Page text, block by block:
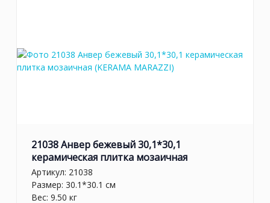
21038 Анвер бежевый 30,1*30,1
керамическая плитка мозаичная
Артикул: 21038
Размер: 30.1*30.1 см
Вес: 9.50 кг